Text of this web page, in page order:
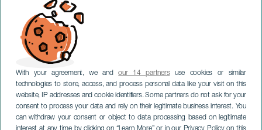
With your agreement, we andour 14 partnersuse cookies or similar
technologies to store, access, and process personal data like your visit on this
website, IP addresses and cookie identifiers. Some partners do not ask for your
consent to process your data and rely on their legitimate business interest. You
can withdraw your consent or object to data processing based on legitimate
interest at any time by clicking on “Learn More” or in our Privacy Policy on this
TENERIFE